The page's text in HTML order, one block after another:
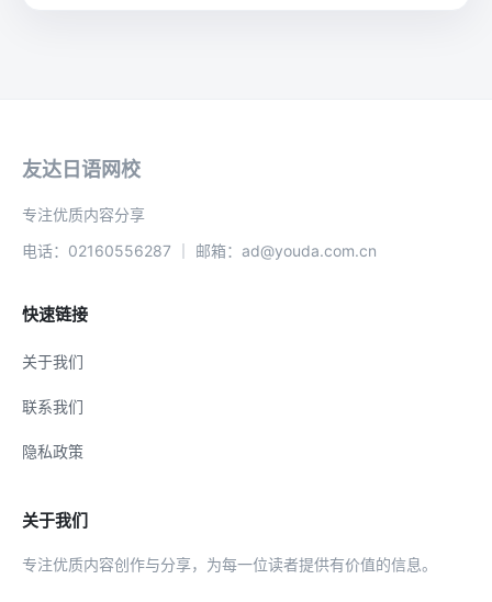
友达日语网校
专注优质内容分享
电话：02160556287 ｜ 邮箱：ad@youda.com.cn
快速链接
关于我们
联系我们
隐私政策
关于我们
专注优质内容创作与分享，为每一位读者提供有价值的信息。